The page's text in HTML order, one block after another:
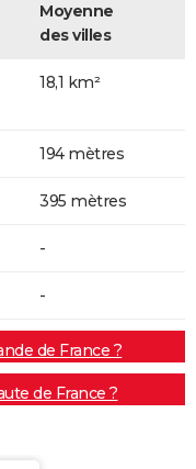
Moyenne
des villes
18,1 km²
194 mètres
395 mètres
-
-
de France ?
de France ?